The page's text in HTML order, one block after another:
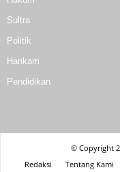
Sultra
Politik
Hankam
Pendidikan
© Copyright
Redaksi
Tentang Kami